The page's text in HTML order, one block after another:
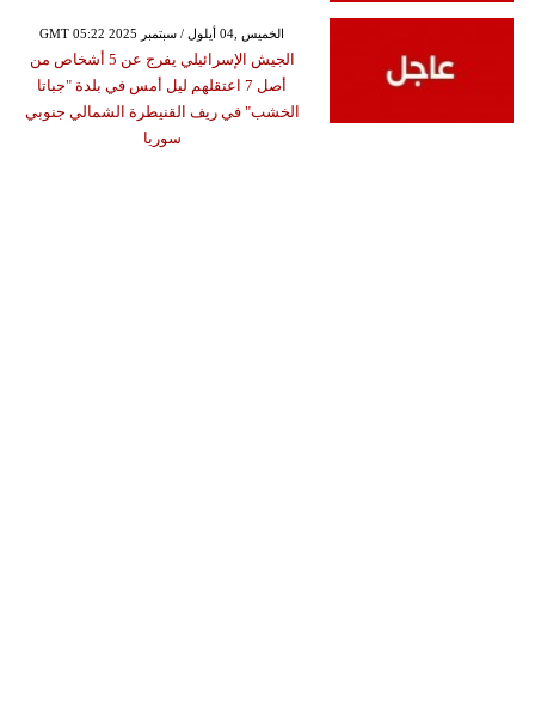
GMT 05:22 2025 الخميس ,04 أيلول / سبتمبر
الجيش الإسرائيلي يفرج عن 5 أشخاص من
أصل 7 اعتقلهم ليل أمس في بلدة "جباتا
الخشب" في ريف القنيطرة الشمالي جنوبي
سوريا